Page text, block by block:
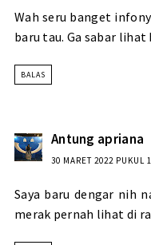
Wah seru banget
baru tau. Ga sabar
BALAS
Antung apriana
30 MARET 2022 PUKUL
Saya baru dengar nih
merak pernah lihat di